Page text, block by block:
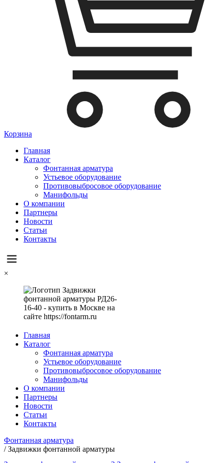
Корзина
Главная
Каталог
Фонтанная арматура
Устьевое оборудование
Противовыбросовое оборудование
Манифольды
О компании
Партнеры
Новости
Статьи
Контакты
×
Главная
Каталог
Фонтанная арматура
Устьевое оборудование
Противовыбросовое оборудование
Манифольды
О компании
Партнеры
Новости
Статьи
Контакты
Фонтанная арматура
/Задвижки фонтанной арматуры